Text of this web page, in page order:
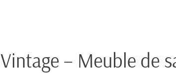
Vintage – Meuble de